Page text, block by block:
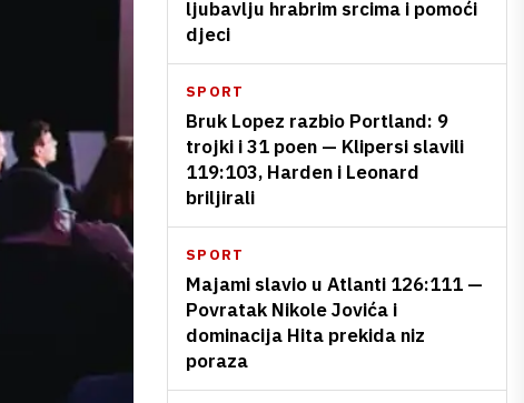
ljubavlju hrabrim srcima i pomoći
djeci
SPORT
Bruk Lopez razbio Portland: 9
trojki i 31 poen — Klipersi slavili
119:103, Harden i Leonard
briljirali
SPORT
Majami slavio u Atlanti 126:111 —
Povratak Nikole Jovića i
dominacija Hita prekida niz
poraza